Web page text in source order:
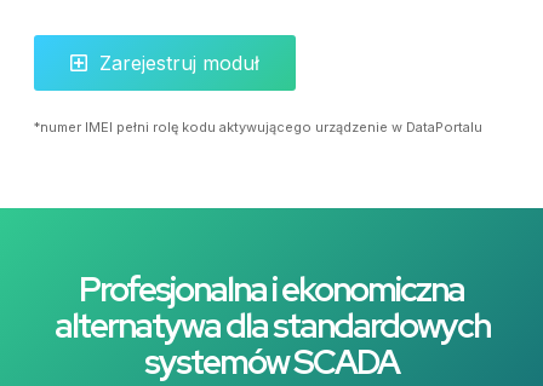
Zarejestruj moduł
*numer IMEI pełni rolę kodu aktywującego urządzenie w DataPortalu
Profesjonalna i ekonomiczna
alternatywa dla standardowych
systemów SCADA